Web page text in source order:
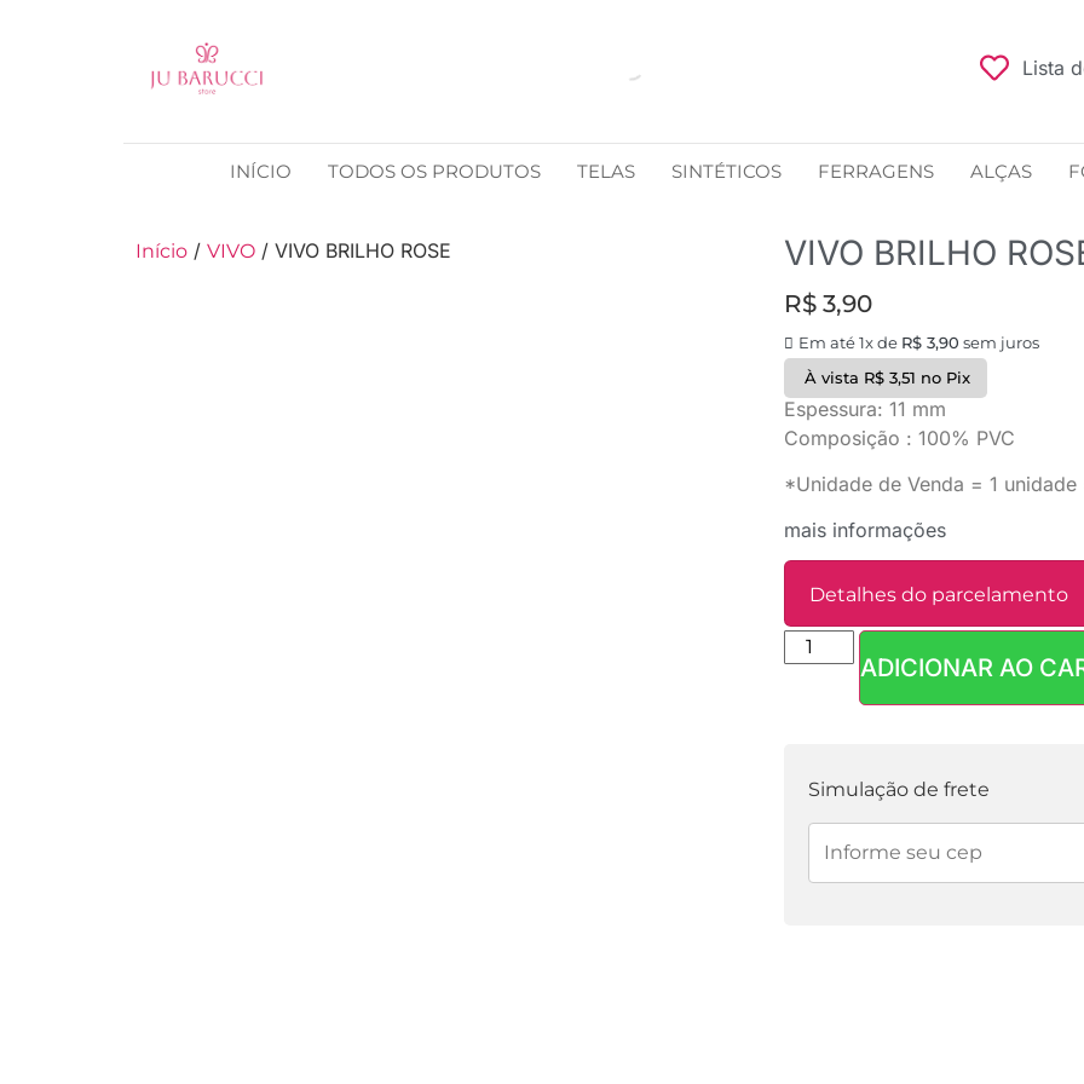
Lista
INÍCIO TODOS OS PRODUTOS TELAS SINTÉTICOS FERRAGENS ALÇAS
Início / VIVO / VIVO BRILHO ROSE VIVO BRILHO
R$3,90
Em até 1x de R$3,90 sem juros
À vista R$ 3,51 no Pix
Espessura: 11 mm
Composição : 100% PVC
*Unidade de Venda = 1
mais informações
Detalhes do parcelamento
Parcelas:ADICIONAR AO
Simulação de frete